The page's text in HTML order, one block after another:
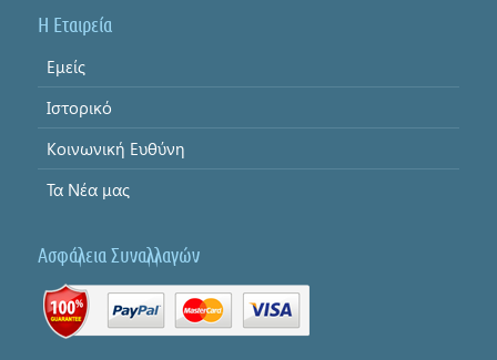
Η Εταιρεία
Εμείς
Ιστορικό
Κοινωνική Ευθύνη
Τα Νέα μας
Ασφάλεια Συναλλαγών